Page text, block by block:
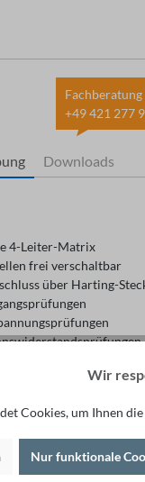
+49 421 277
Downloads
4-Leiter-Matrix
frei verschaltbar
über Harting-
Induktivitätsprüfung
Kapazitätsprüfung
Daten
Gehäuse
Wir
Cookies, um Ihnen
Nur funktionale